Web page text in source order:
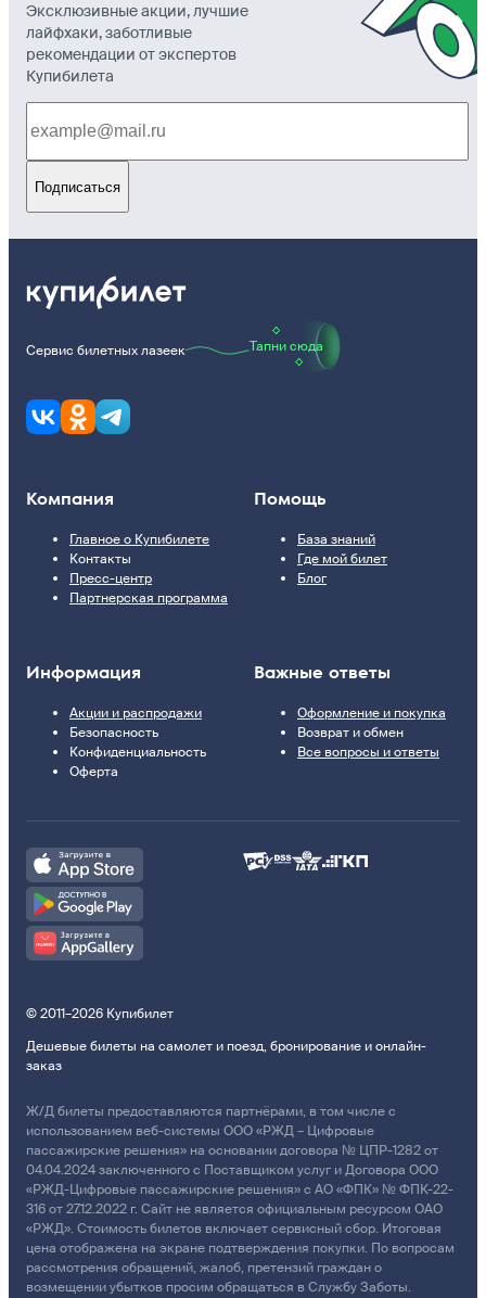
Эксклюзивные акции, лучшие
лайфхаки, заботливые
рекомендации от экспертов
Купибилета
Подписаться
Сервис билетных лазеек Тапни сюда
Компания
Главное о Купибилете
Контакты
Пресс-центр
Партнерская программа
Помощь
База знаний
Где мой билет
Блог
Информация
Акции и распродажи
Безопасность
Конфиденциальность
Оферта
Важные ответы
Оформление и покупка
Возврат и обмен
Все вопросы и ответы
© 2011–2026 Купибилет
Дешевые билеты на самолет и поезд, бронирование и онлайн-
заказ
Ж/Д билеты предоставляются партнёрами, в том числе с
использованием веб-системы ООО «РЖД – Цифровые
пассажирские решения» на основании договора № ЦПР-1282 от
04.04.2024 заключенного с Поставщиком услуг и Договора ООО
«РЖД-Цифровые пассажирские решения» с АО «ФПК» № ФПК-22-
316 от 27.12.2022 г. Сайт не является официальным ресурсом ОАО
«РЖД». Стоимость билетов включает сервисный сбор. Итоговая
цена отображена на экране подтверждения покупки. По вопросам
рассмотрения обращений, жалоб, претензий граждан о
возмещении убытков просим обращаться в Службу Заботы.